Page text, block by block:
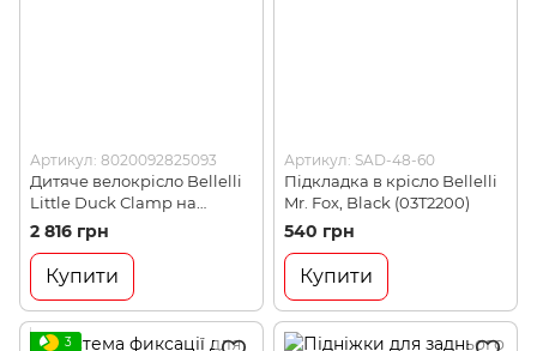
Артикул: 8020092825093
Дитяче велокрісло Bellelli
Little Duck Сlamp на
задній багажник до 22кг,
Grey/Red (BLL SAD-25-27)
2 816 грн
Купити
Артикул: SAD-48-60
Підкладка в крісло Bellelli
Mr. Fox, Black (03T2200)
540 грн
Купити
3